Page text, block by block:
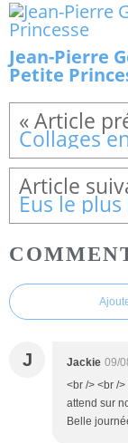
Jean-Pierre
Petite
Collages
Eus le
J Jackie 09/
<br /> <br /
attend sur
Belle